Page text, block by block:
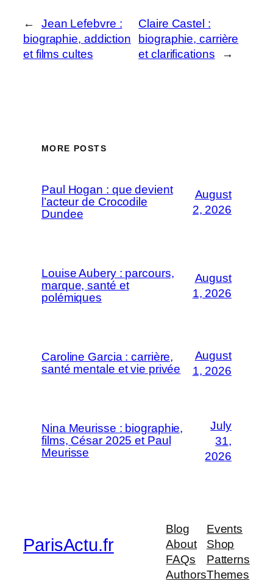
←
Jean Lefebvre :
biographie, addiction
et films cultes
Claire Castel :
biographie, carrière
et clarifications
→
MORE POSTS
Paul Hogan : que devient
l’acteur de Crocodile
Dundee
August
2, 2026
Louise Aubery : parcours,
marque, santé et
polémiques
August
1, 2026
Caroline Garcia : carrière,
santé mentale et vie privée
August
1, 2026
Nina Meurisse : biographie,
films, César 2025 et Paul
Meurisse
July
31,
2026
ParisActu.fr
Blog
About
FAQs
Authors
Events
Shop
Patterns
Themes